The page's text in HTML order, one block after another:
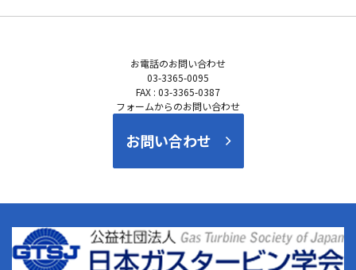
お電話のお問い合わせ
03-3365-0095
FAX : 03-3365-0387
フォームからのお問い合わせ
お問い合わせ